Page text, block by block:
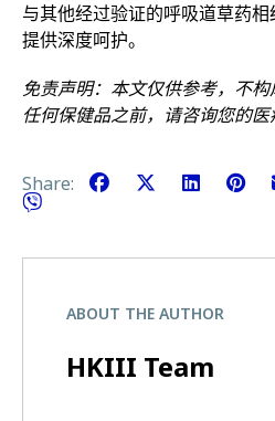
与其他经过验证的呼吸道草药
提供深度呵护。
免责声明：本文仅供参考，不
任何保健品之前，请咨询您的医
Share:
ABOUT THE AUTHOR
HKIII Team